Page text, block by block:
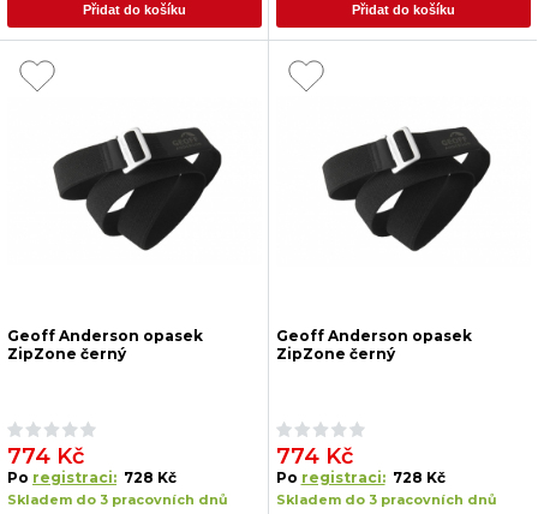
Přidat do košíku Přidat do košíku
Geoff Anderson opasek
ZipZone černý
774 Kč
Po registraci: 728 Kč
Skladem do 3 pracovních dnů
Geoff Anderson opasek
ZipZone černý
774 Kč
Po registraci: 728 Kč
Skladem do 3 pracovních dnů